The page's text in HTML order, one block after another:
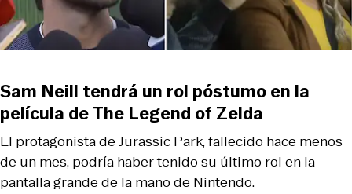
El protagonista de Jurassic Park, fallecido hace menos
de un mes, podría haber tenido su último rol en la
pantalla grande de la mano de Nintendo.
Sam Neill tendrá un rol póstumo en la
película de The Legend of Zelda